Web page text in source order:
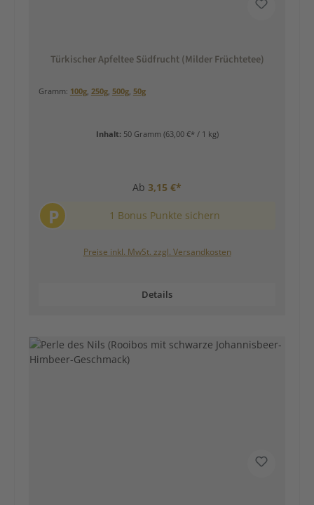
Türkischer Apfeltee Südfrucht (Milder Früchtetee)
Gramm: 100g, 250g, 500g, 50g
Inhalt: 50 Gramm (63,00 €* / 1 kg)
Ab 3,15 €*
P 1 Bonus Punkte sichern
Preise inkl. MwSt. zzgl. Versandkosten
Details